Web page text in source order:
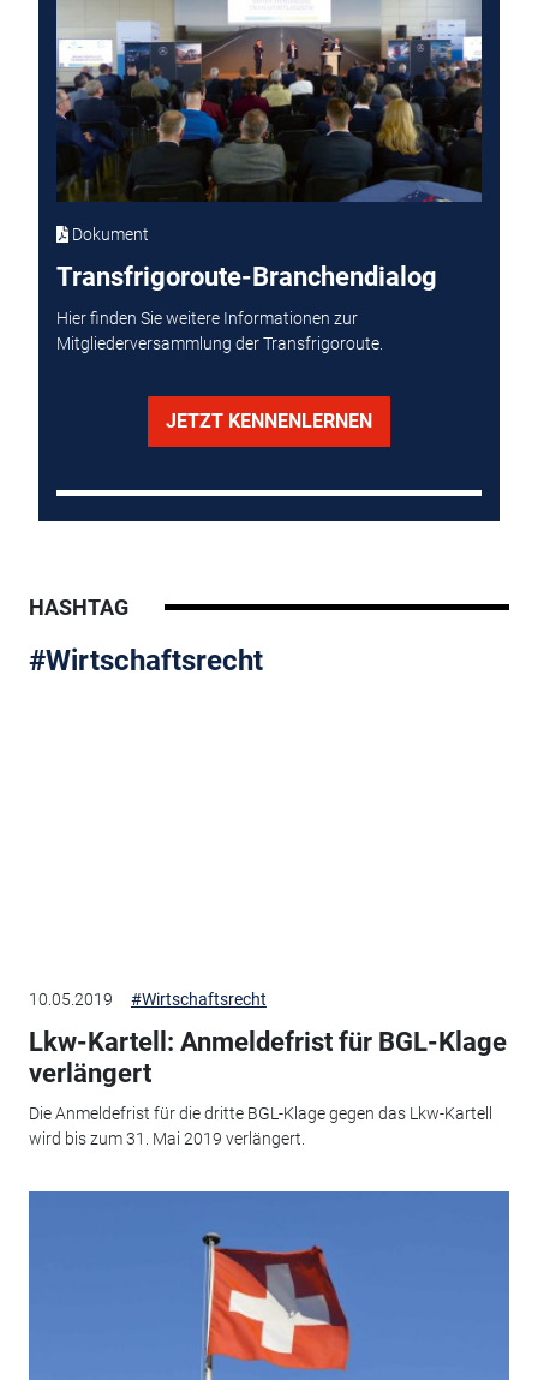
Dokument
Transfrigoroute-Branchendialog
Hier finden Sie weitere Informationen zur
Mitgliederversammlung der Transfrigoroute.
JETZT KENNENLERNEN
HASHTAG
#Wirtschaftsrecht
10.05.2019 #Wirtschaftsrecht
Lkw-Kartell: Anmeldefrist für BGL-Klage
verlängert
Die Anmeldefrist für die dritte BGL-Klage gegen das Lkw-Kartell
wird bis zum 31. Mai 2019 verlängert.